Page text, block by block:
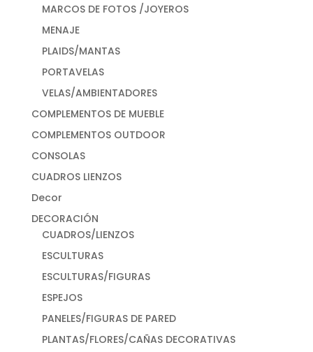
MARCOS DE FOTOS /JOYEROS
MENAJE
PLAIDS/MANTAS
PORTAVELAS
VELAS/AMBIENTADORES
COMPLEMENTOS DE MUEBLE
COMPLEMENTOS OUTDOOR
CONSOLAS
CUADROS LIENZOS
Decor
DECORACIÓN
CUADROS/LIENZOS
ESCULTURAS
ESCULTURAS/FIGURAS
ESPEJOS
PANELES/FIGURAS DE PARED
PLANTAS/FLORES/CAÑAS DECORATIVAS